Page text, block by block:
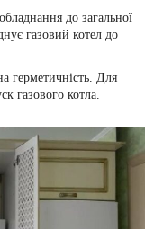
до загальної
газовий котел до
герметичність. Для
газового котла.